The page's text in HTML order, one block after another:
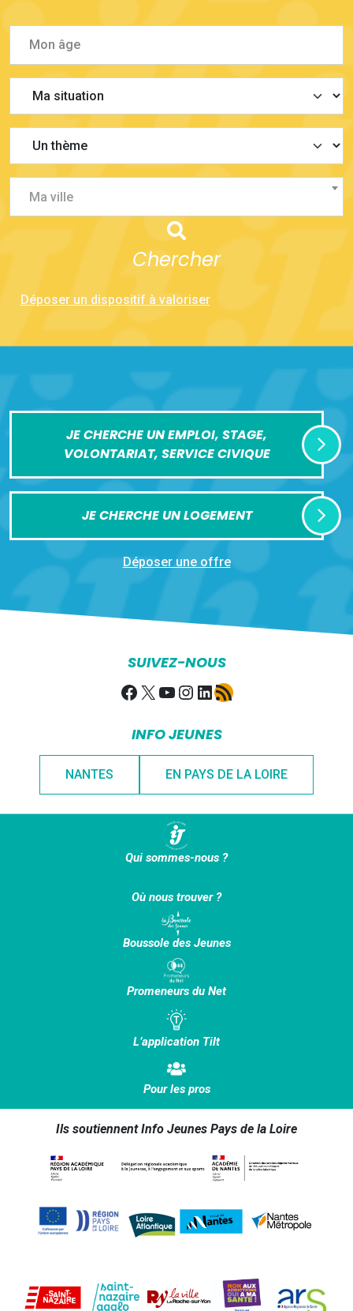
Ma ville
Chercher
Déposer un dispositif à valoriser
JE CHERCHE UN EMPLOI, STAGE,
VOLONTARIAT, SERVICE CIVIQUE
JE CHERCHE UN LOGEMENT
Déposer une offre
SUIVEZ-NOUS
Facebook
X YouTube
Instagram
LinkedIn
Flux RSS
INFO JEUNES
NANTES EN PAYS DE LA LOIRE
Qui sommes-nous ?
Où nous trouver ?
Boussole des Jeunes
Promeneurs du Net
L’application Tilt
Pour les pros
Ils soutiennent Info Jeunes Pays de la Loire